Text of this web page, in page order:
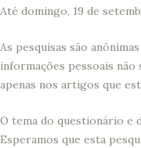
Até domingo, 19 de
As pesquisas são
informações pessoais não
apenas nos artigos que
O tema do questionário e
Esperamos que esta